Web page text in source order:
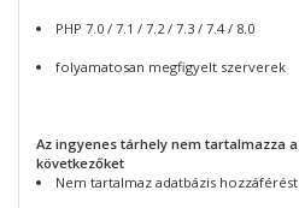
PHP 7.0 / 7.1 / 7.2 / 7.3 / 7.4 / 8.0
folyamatosan megfigyelt szerverek
Az ingyenes tárhely nem tartalmazza a
következőket
Nem tartalmaz adatbázis hozzáférést